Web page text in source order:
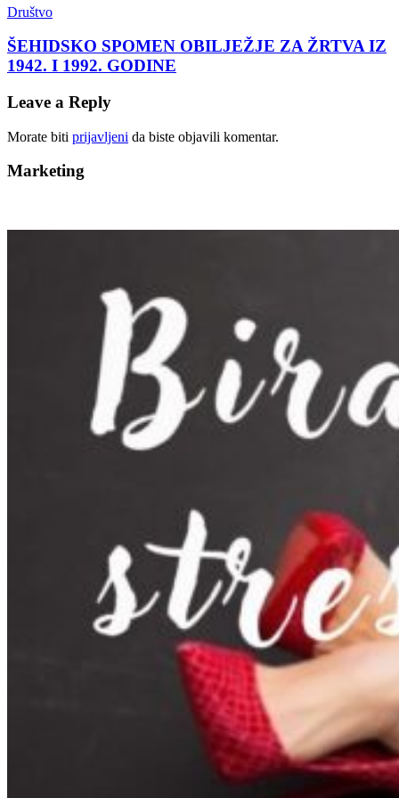
Društvo
ŠEHIDSKO SPOMEN OBILJEŽJE ZA ŽRTVA IZ
1942. I 1992. GODINE
Leave a Reply
Morate biti prijavljeni da biste objavili komentar.
Marketing